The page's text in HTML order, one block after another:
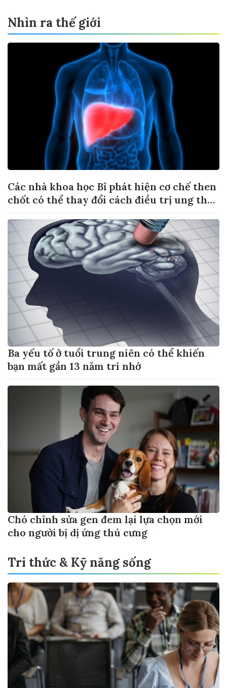
Nhìn ra thế giới
Các nhà khoa học Bỉ phát hiện cơ chế then
chốt có thể thay đổi cách điều trị ung thư
Ba yếu tố ở tuổi trung niên có thể khiến
bạn mất gần 13 năm trí nhớ
Chó chỉnh sửa gen đem lại lựa chọn mới
cho người bị dị ứng thú cưng
Tri thức & Kỹ năng sống